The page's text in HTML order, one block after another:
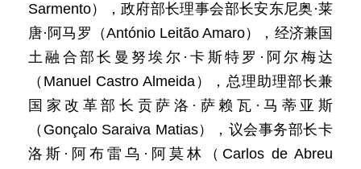
Sarmento），政府部长理事会部长安东尼奥·莱
唐·阿马罗（António Leitão Amaro），经济兼国
土融合部长曼努埃尔·卡斯特罗·阿尔梅达
（Manuel Castro Almeida），总理助理部长兼
国家改革部长贡萨洛·萨赖瓦·马蒂亚斯
（Gonçalo Saraiva Matias），议会事务部长卡
洛斯·阿布雷乌·阿莫林（Carlos de Abreu